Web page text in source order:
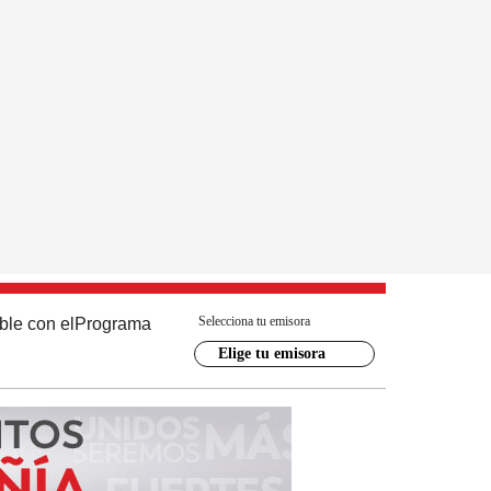
con el Programa Selecciona tu emisora
Elige tu emisora